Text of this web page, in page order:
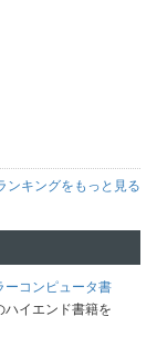
ンキングをもっと見る
ーコンピュータ書
ハイエンド書籍を